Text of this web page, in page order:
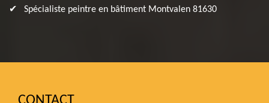
Spécialiste peintre en bâtiment Montvalen 81630